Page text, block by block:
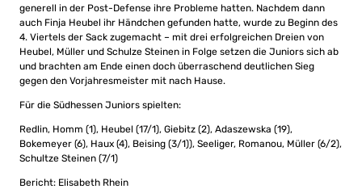
generell in der Post-Defense ihre Probleme hatten. Nachdem dann
auch Finja Heubel ihr Händchen gefunden hatte, wurde zu Beginn des
4. Viertels der Sack zugemacht – mit drei erfolgreichen Dreien von
Heubel, Müller und Schulze Steinen in Folge setzen die Juniors sich ab
und brachten am Ende einen doch überraschend deutlichen Sieg
gegen den Vorjahresmeister mit nach Hause.
Für die Südhessen Juniors spielten:
Redlin, Homm (1), Heubel (17/1), Giebitz (2), Adaszewska (19),
Bokemeyer (6), Haux (4), Beising (3/1)), Seeliger, Romanou, Müller (6/2),
Schultze Steinen (7/1)
Bericht: Elisabeth Rhein